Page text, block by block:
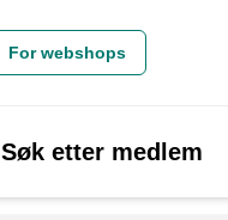
For webshops
Søk etter medlem